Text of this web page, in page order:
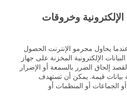
وخروقات
يحاول مجرمو الإنترنت الحصول
الإلكترونية المخزنة على جهاز
إلحاق الضرر بالسمعة أو الإضرار
قيمة. يمكن أن تستهدف
أو الجماعات أو المنظمات أو